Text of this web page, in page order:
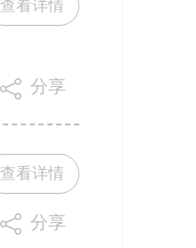
查看详情
分享
查看详情
分享